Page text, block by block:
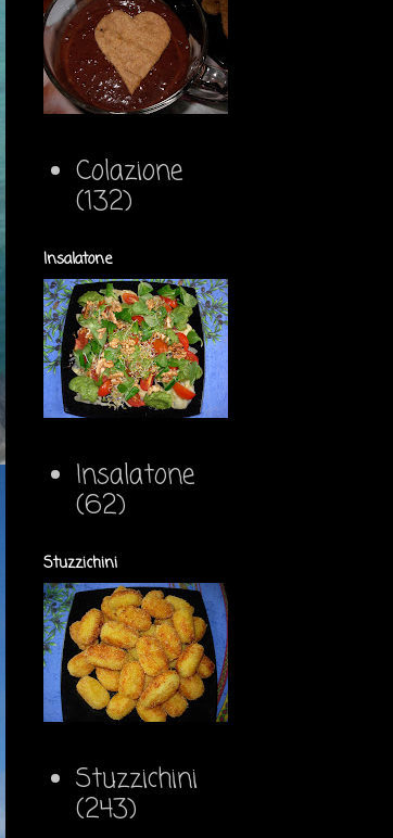
Colazione
(132)
Insalatone
Insalatone
(62)
Stuzzichini
Stuzzichini
(243)